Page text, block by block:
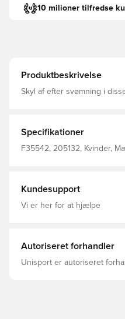
10 milioner tilfredse
Produktbeskrivelse
Skyl af efter svømning i
Slip-on-konstruktion Rem
af ét stykke EVA-ydersål
Lætvægtsfølelse;
Specifikationer
F35542, 205132, Kvinder,
Kundesupport
Vi er her for at hjælpe
Autoriseret forhandler
Unisport er autoriseret